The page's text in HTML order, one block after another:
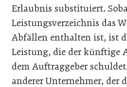
Erlaubnis substituiert.
Leistungsverzeichnis das
Abfällen enthalten ist, ist
Leistung, die der künftige
dem Auftraggeber
anderer Unternehmer, der